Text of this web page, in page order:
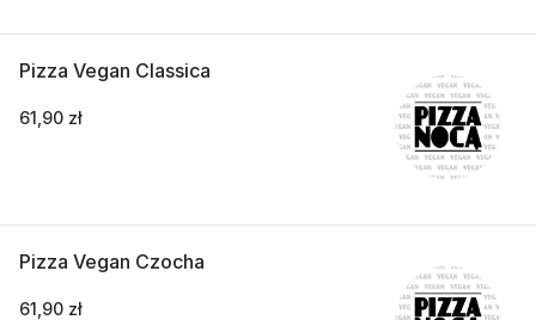
Pizza Vegan Classica
61,90 zł
Pizza Vegan Czocha
61,90 zł